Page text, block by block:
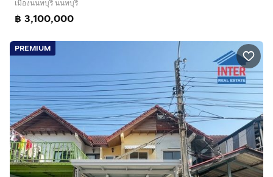
เมืองนนทบุรี นนทบุรี
฿ 3,100,000
PREMIUM